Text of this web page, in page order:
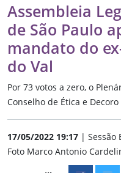
Assembleia
de São Paulo
mandato do
do Val
Por 73 votos a zero, o
Conselho de Ética e
17/05/2022 19:17 |
Foto Marco Antonio